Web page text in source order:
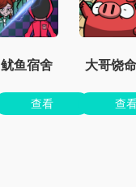
鱿鱼宿舍
查看
大哥饶命
查